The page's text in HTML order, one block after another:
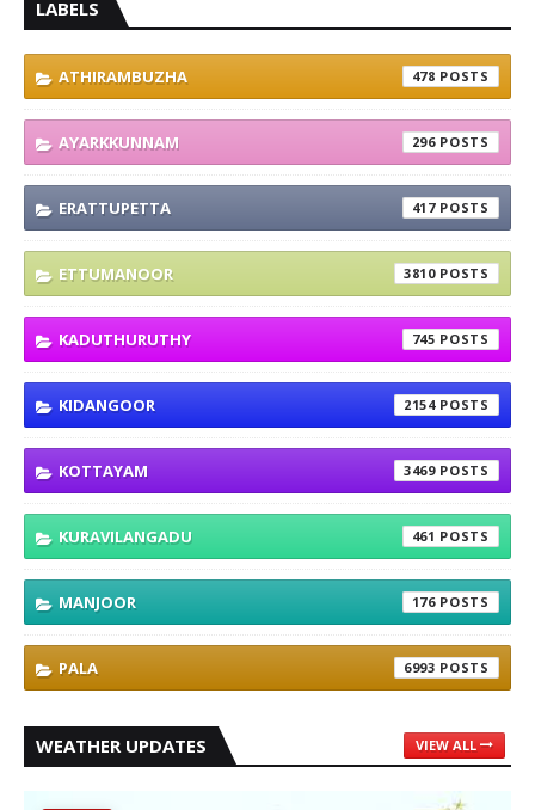
LABELS
ATHIRAMBUZHA 478
AYARKKUNNAM 296
ERATTUPETTA 417
ETTUMANOOR 3810
KADUTHURUTHY 745
KIDANGOOR 2154
KOTTAYAM 3469
KURAVILANGADU 461
MANJOOR 176
PALA 6993
WEATHER UPDATES VIEW ALL